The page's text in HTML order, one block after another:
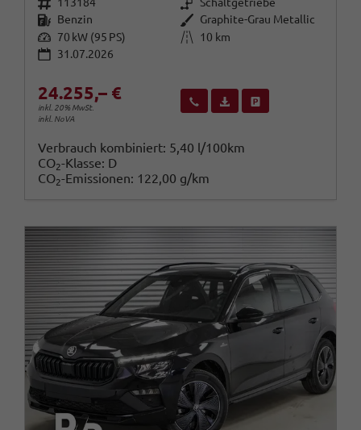
Kraftstoff Benzin Außenfarbe Graphite-Grau Metallic
Leistung 70 kW (95 PS) Kilometerstand
10 km
31.07.2026
24.255,– €
inkl. 20% MwSt.
inkl. NoVA
Wir rufen Sie anFahrzeugexposé (PDF)
Verbrauch kombiniert: 5,40 l/100km
CO2-Klasse: D
CO2-Emissionen: 122,00 g/km